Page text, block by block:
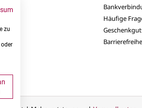
Häufige
zu